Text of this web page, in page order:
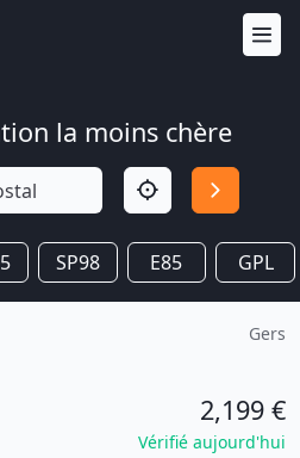
la moins chère
SP98 E85 GPL
Gers
2,199 €
Vérifié aujourd'hui